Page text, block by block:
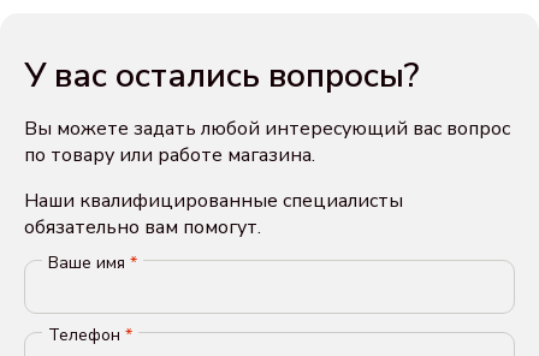
У вас остались вопросы?
Вы можете задать любой интересующий вас вопрос
по товару или работе магазина.
Наши квалифицированные специалисты
обязательно вам помогут.
Ваше имя *
Телефон *